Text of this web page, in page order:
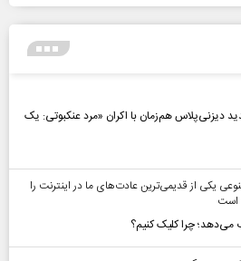
دیزنی‌پلاس هم‌زمان با اکران «مرد عنکبوتی: یک
یکی از قدیمی‌ترین عادت‌های ما در اینترنت را
است
می‌دهد؛ چرا کلیک کنیم؟